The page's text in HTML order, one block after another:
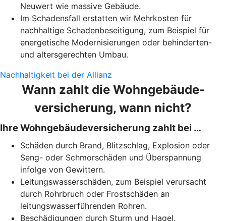
Neuwert wie massive Gebäude.
Im Schadensfall erstatten wir Mehrkosten für
nachhaltige Schadenbeseitigung, zum Beispiel für
energetische Modernisierungen oder behinderten-
und altersgerechten Umbau.
Nachhaltigkeit bei der Allianz
Wann zahlt die Wohngebäude­
versicherung, wann nicht?
Ihre Wohngebäudeversicherung zahlt bei …
Schäden durch Brand, Blitzschlag, Explosion oder
Seng- oder Schmorschäden und Überspannung
infolge von Gewittern.
Leitungswasserschäden, zum Beispiel verursacht
durch Rohrbruch oder Frostschäden an
leitungswasserführenden Rohren.
Beschädigungen durch Sturm und Hagel.